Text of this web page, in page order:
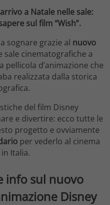
a Natale nelle sale:
sul film “Wish”.
sognare grazie al nuovo
cinematografiche a
pellicola d’animazione che
realizzata dalla storica
del film Disney
e divertire: ecco tutte le
progetto e ovviamente
per vederlo al cinema
Italia.
info sul nuovo
Disney